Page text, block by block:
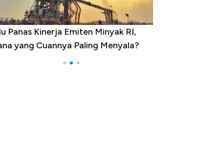
Panas Kinerja Emiten Minyak RI,
yang Cuannya Paling Menyala?